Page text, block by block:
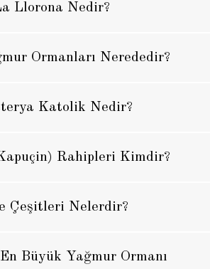
Llorona Nedir?
Ormanları Nerededir?
Katolik Nedir?
Rahipleri Kimdir?
Çeşitleri Nelerdir?
Büyük Yağmur Ormanı